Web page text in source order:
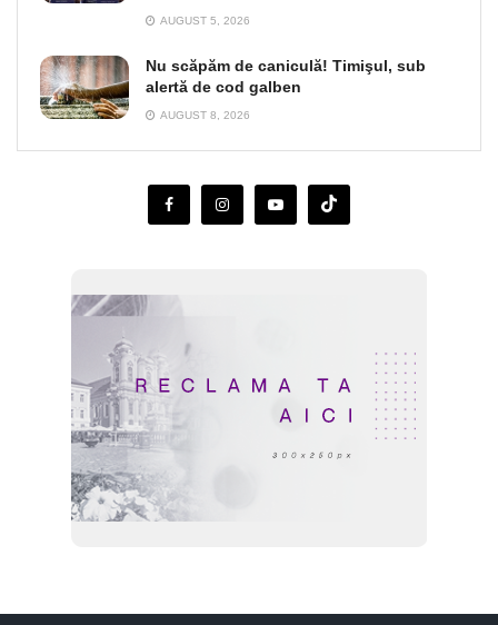
AUGUST 5, 2026
Nu scăpăm de caniculă! Timişul, sub
alertă de cod galben
AUGUST 8, 2026